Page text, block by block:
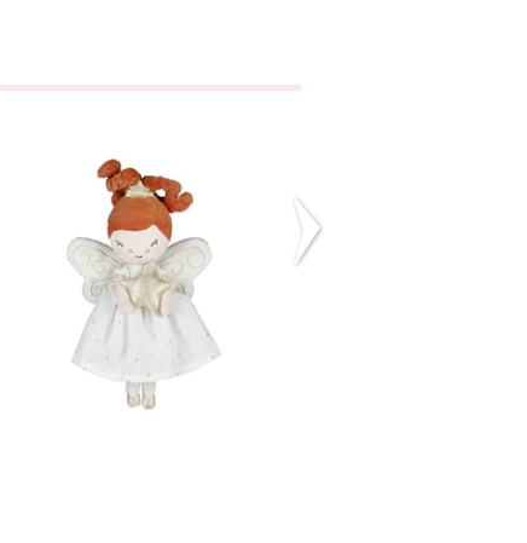
Fada da
Esperança - Mia
Agotado